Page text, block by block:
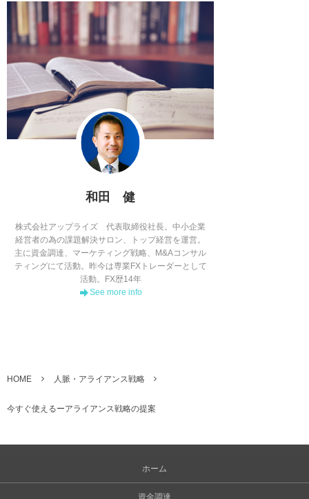
和田 健
株式会社アップライズ 代表取締役社長。中小企業
経営者の為の課題解決サロン、トップ経営を運営。
主に資金調達、マーケティング戦略、M&Aコンサル
ティングにて活動。昨今は専業FXトレーダーとして
活動。FX歴14年
See more info
HOME 人脈・アライアンス戦略
今すぐ使えるーアライアンス戦略の提案
ホーム